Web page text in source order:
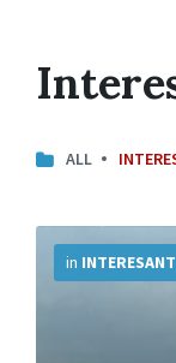
ALL
in
More
Info